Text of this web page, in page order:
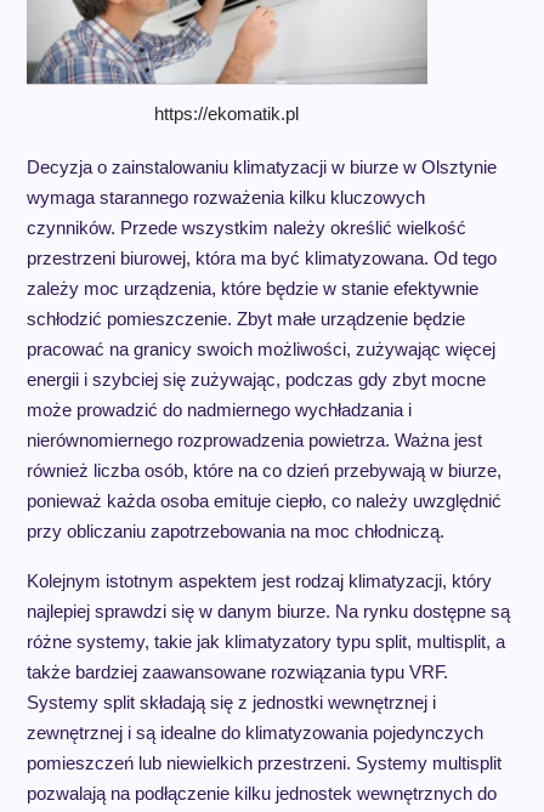
https://ekomatik.pl
Decyzja o zainstalowaniu klimatyzacji w biurze w Olsztynie
wymaga starannego rozważenia kilku kluczowych
czynników. Przede wszystkim należy określić wielkość
przestrzeni biurowej, która ma być klimatyzowana. Od tego
zależy moc urządzenia, które będzie w stanie efektywnie
schłodzić pomieszczenie. Zbyt małe urządzenie będzie
pracować na granicy swoich możliwości, zużywając więcej
energii i szybciej się zużywając, podczas gdy zbyt mocne
może prowadzić do nadmiernego wychładzania i
nierównomiernego rozprowadzenia powietrza. Ważna jest
również liczba osób, które na co dzień przebywają w biurze,
ponieważ każda osoba emituje ciepło, co należy uwzględnić
przy obliczaniu zapotrzebowania na moc chłodniczą.
Kolejnym istotnym aspektem jest rodzaj klimatyzacji, który
najlepiej sprawdzi się w danym biurze. Na rynku dostępne są
różne systemy, takie jak klimatyzatory typu split, multisplit, a
także bardziej zaawansowane rozwiązania typu VRF.
Systemy split składają się z jednostki wewnętrznej i
zewnętrznej i są idealne do klimatyzowania pojedynczych
pomieszczeń lub niewielkich przestrzeni. Systemy multisplit
pozwalają na podłączenie kilku jednostek wewnętrznych do